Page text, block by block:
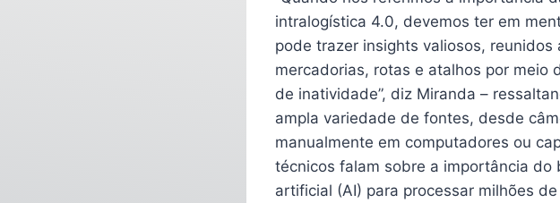
intralogística 4.0, devemos ter em
pode trazer insights valiosos,
mercadorias, rotas e atalhos por meio
de inatividade”, diz Miranda –
ampla variedade de fontes, desde
manualmente em computadores ou
técnicos falam sobre a importância
artificial (AI) para processar milhões